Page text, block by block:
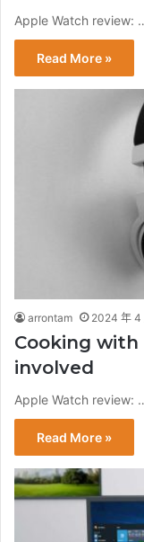
Apple Watch review:
Read More »
arrontam 2024 年 4
Cooking
involved
Apple Watch review:
Read More »